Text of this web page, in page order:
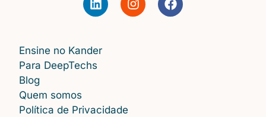
Ensine no Kander
Para DeepTechs
Blog
Quem somos
Política de Privacidade